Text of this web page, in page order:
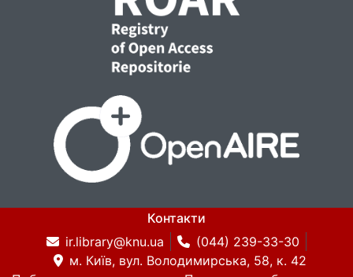
Контакти
ir.library@knu.ua
(044) 239-33-30
м. Київ, вул. Володимирська, 58, к. 42